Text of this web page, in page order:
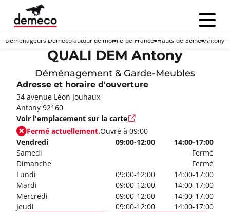
Menu
Déménageurs Demeco autour de moi Île-de-France Hauts-de-Seine Antony
QUALI DEM Antony
Déménagement & Garde-Meubles
Adresse et horaire d'ouverture
34 avenue Léon Jouhaux,
Antony 92160
Voir l'emplacement sur la carte
Fermé actuellement.Ouvre à 09:00
Vendredi
09:00-12:00
14:00-17:00
Samedi
Fermé
Dimanche
Fermé
Lundi
09:00-12:00
14:00-17:00
Mardi
09:00-12:00
14:00-17:00
Mercredi
09:00-12:00
14:00-17:00
Jeudi
09:00-12:00 14:00-17:00